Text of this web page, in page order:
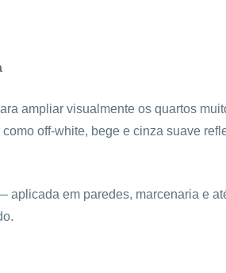
ampliar visualmente os quartos
off-white, bege e cinza suave
aplicada em paredes, marcenaria e